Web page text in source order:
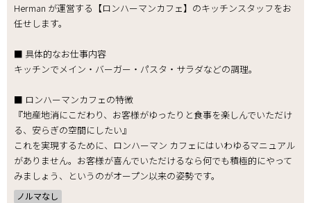
Herman が運営する【ロンハーマンカフェ】のキッチンスタッフをお
任せします。
■ 具体的なお仕事内容
キッチンでメイン・バーガー・パスタ・サラダなどの調理。
■ ロンハーマンカフェの特徴
『地産地消にこだわり、お客様がゆったりと食事を楽しんでいただけ
る、安らぎの空間にしたい』
これを実現するために、ロンハーマン カフェにはいわゆるマニュアル
がありません。お客様が喜んでいただけるなら何でも積極的にやって
みましょう、というのがオープン以来の姿勢です。
ノルマなし